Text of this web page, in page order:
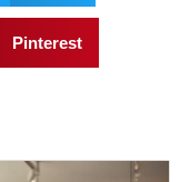
Pinterest